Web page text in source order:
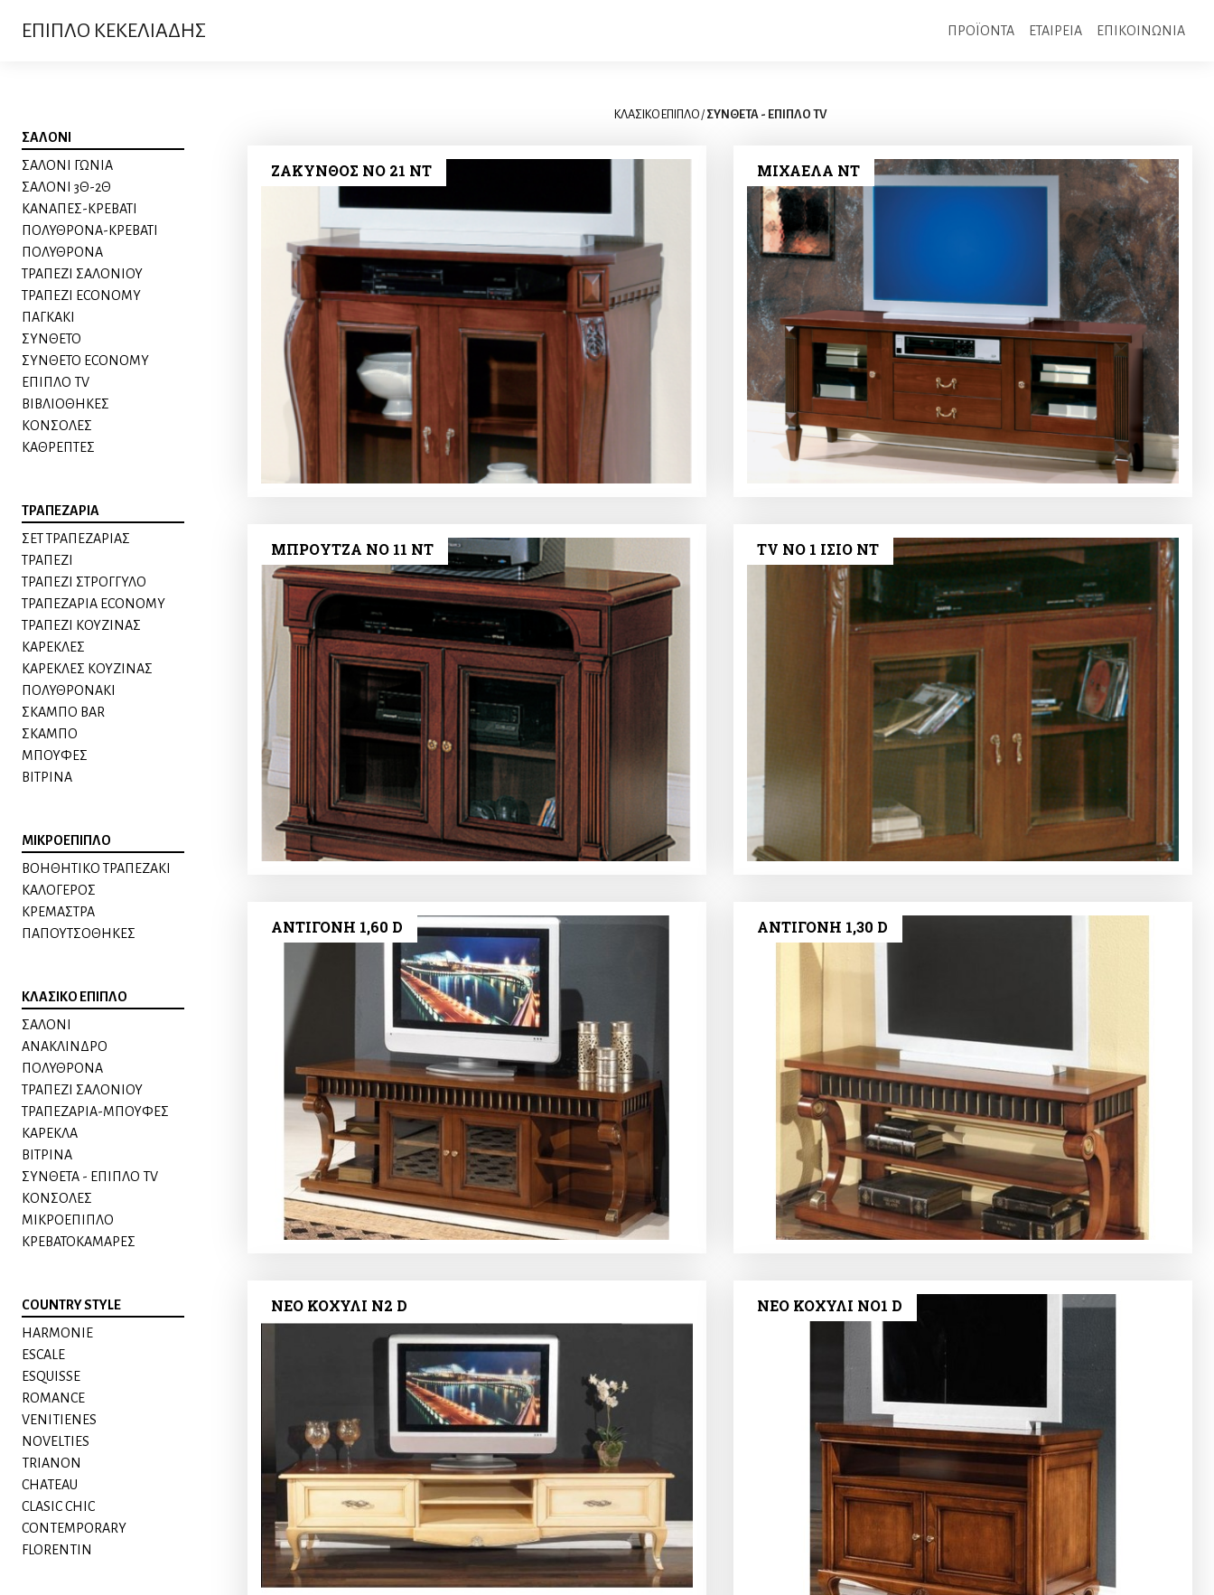
ΕΠΙΠΛΟ ΚΕΚΕΛΙΑΔΗΣ ΠΡΟΪΟΝΤΑ ΕΤΑΙΡΕΙΑ ΕΠΙΚΟΙΝΩΝΙΑ
ΣΑΛΟΝΙ
ΣΑΛΟΝΙ ΓΩΝΙΑ
ΣΑΛΟΝΙ 3Θ-2Θ
ΚΑΝΑΠΕΣ-ΚΡΕΒΑΤΙ
ΠΟΛΥΘΡΟΝΑ-ΚΡΕΒΑΤΙ
ΠΟΛΥΘΡΟΝΑ
ΤΡΑΠΕΖΙ ΣΑΛΟΝΙΟΥ
ΤΡΑΠΕΖΙ ECONOMY
ΠΑΓΚΑΚΙ
ΣΥΝΘΕΤΟ
ΣΥΝΘΕΤΟ ECONOMY
ΕΠΙΠΛΟ TV
ΒΙΒΛΙΟΘΗΚΕΣ
ΚΟΝΣΟΛΕΣ
ΚΑΘΡΕΠΤΕΣ
ΤΡΑΠΕΖΑΡΙΑ
ΣΕΤ ΤΡΑΠΕΖΑΡΙΑΣ
ΤΡΑΠΕΖΙ
ΤΡΑΠΕΖΙ ΣΤΡΟΓΓΥΛΟ
ΤΡΑΠΕΖΑΡΙΑ ECONOMY
ΤΡΑΠΕΖΙ ΚΟΥΖΙΝΑΣ
ΚΑΡΕΚΛΕΣ
ΚΑΡΕΚΛΕΣ ΚΟΥΖΙΝΑΣ
ΠΟΛΥΘΡΟΝΑKI
ΣΚΑΜΠΟ BAR
ΣΚΑΜΠΟ
ΜΠΟΥΦΕΣ
ΒΙΤΡΙΝΑ
ΜΙΚΡΟΕΠΙΠΛΟ
ΒΟΗΘΗΤΙΚΟ ΤΡΑΠΕΖΑΚΙ
ΚΑΛΟΓΕΡΟΣ
ΚΡΕΜΑΣΤΡΑ
ΠΑΠΟΥΤΣΟΘΗΚΕΣ
ΚΛΑΣΙΚΟ ΕΠΙΠΛΟ
ΣΑΛΟΝΙ
ΑΝΑΚΛΙΝΔΡΟ
ΠΟΛΥΘΡΟΝΑ
ΤΡΑΠΕΖΙ ΣΑΛΟΝΙΟΥ
ΤΡΑΠΕΖΑΡΙΑ-ΜΠΟΥΦΕΣ
ΚΑΡΕΚΛΑ
ΒΙΤΡΙΝΑ
ΣΥΝΘΕΤΑ - ΕΠΙΠΛΟ TV
ΚΟΝΣΟΛΕΣ
ΜΙΚΡΟΕΠΙΠΛΟ
ΚΡΕΒΑΤΟΚΑΜΑΡΕΣ
COUNTRY STYLE
HARMONIE
ESCALE
ESQUISSE
ROMANCE
VENITIENES
NOVELTIES
TRIANON
CHATEAU
CLASIC CHIC
CONTEMPORARY
FLORENTIN
ΚΛΑΣΙΚΟ ΕΠΙΠΛΟ/ ΣΥΝΘΕΤΑ - ΕΠΙΠΛΟ TV
ΖΑΚΥΝΘΟΣ ΝΟ 21 NT ΜΙΧΑΕΛΑ NT
ΜΠΡΟΥΤΖΑ ΝΟ 11 NT TV ΝΟ 1 ΙΣΙΟ NT
ΑΝΤΙΓΟΝΗ 1,60 D ΑΝΤΙΓΟΝΗ 1,30 D
ΝΕΟ ΚΟΧΥΛΙ N2 D ΝΕΟ ΚΟΧΥΛΙ NO1 D